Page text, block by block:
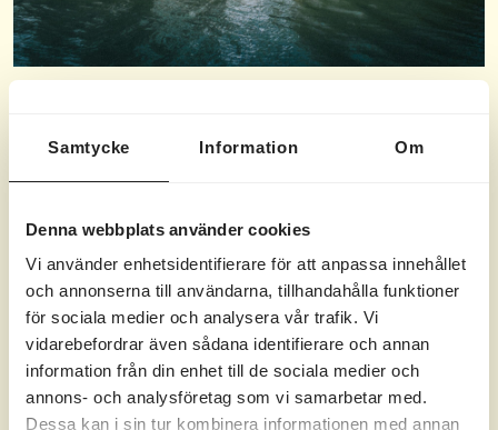
Samtycke Information Om
Denna webbplats använder cookies
Vi använder enhetsidentifierare för att anpassa innehållet
och annonserna till användarna, tillhandahålla funktioner
för sociala medier och analysera vår trafik. Vi
vidarebefordrar även sådana identifierare och annan
information från din enhet till de sociala medier och
annons- och analysföretag som vi samarbetar med.
Dessa kan i sin tur kombinera informationen med annan
Badhotellet Villa Berg –
en helt unik hotellupplevelse
Halvpensionspaket från2 045 krper person